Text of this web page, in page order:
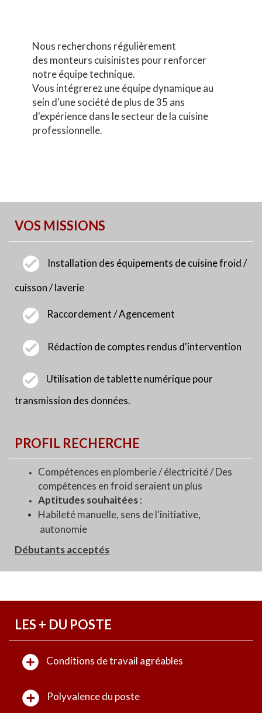
Nous recherchons régulièrement
des monteurs cuisinistes pour renforcer
notre équipe technique.
Vous intégrerez une équipe dynamique au
sein d'une société de plus de 35 ans
d'expérience dans le secteur de la cuisine
professionnelle.
VOS MISSIONS
Installation des équipements de cuisine froid /
cuisson / laverie
Raccordement / Agencement
Rédaction de comptes rendus d'intervention
Utilisation de tablette numérique pour
transmission des données.
PROFIL RECHERCHE
Compétences en plomberie / électricité / Des
compétences en froid seraient un plus
Aptitudes souhaitées:
Habileté manuelle, sens de l'initiative,
autonomie
Débutants acceptés
LES + DU POSTE
Conditions de travail agréables
Polyvalence du poste